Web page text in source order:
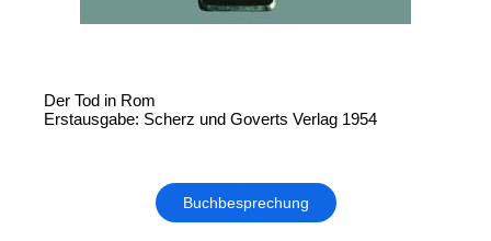
Der Tod in Rom
Erstausgabe: Scherz und Goverts Verlag 1954
Buchbesprechung